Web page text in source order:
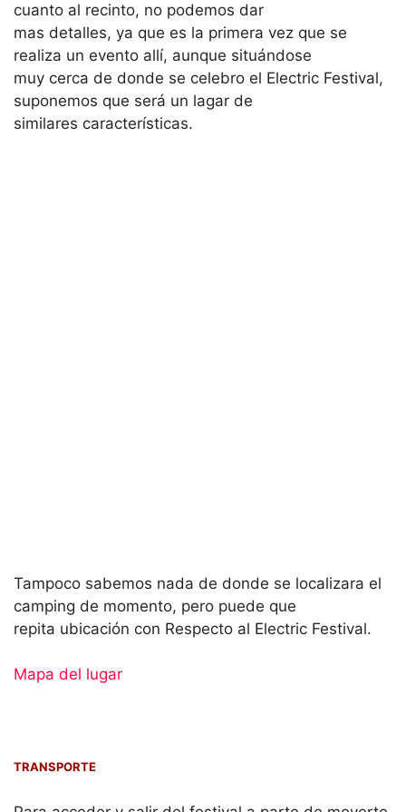
cuanto al recinto, no podemos dar
mas detalles, ya que es la primera vez que se
realiza un evento allí, aunque situándose
muy cerca de donde se celebro el Electric Festival,
suponemos que será un lagar de
similares características.
Tampoco sabemos nada de donde se localizara el
camping de momento, pero puede que
repita ubicación con Respecto al Electric Festival.
Mapa del lugar
TRANSPORTE